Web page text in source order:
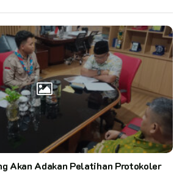
– RAKERNAS 2026, PRAMUKA
SWASEMBADA PANGAN
Akan Adakan Pelatihan Protokoler